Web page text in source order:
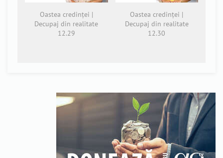
Oastea credinței |
Decupaj din realitate
12.29
Oastea credinței |
Decupaj din realitate
12.30